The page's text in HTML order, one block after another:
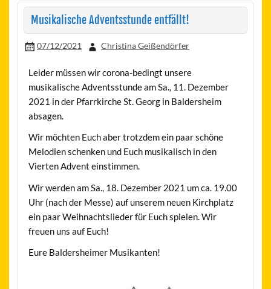
Musikalische Adventsstunde entfällt!
07/12/2021 Christina Geißendörfer
Leider müssen wir corona-bedingt unsere
musikalische Adventsstunde am Sa., 11. Dezember
2021 in der Pfarrkirche St. Georg in Baldersheim
absagen.
Wir möchten Euch aber trotzdem ein paar schöne
Melodien schenken und Euch musikalisch in den
Vierten Advent einstimmen.
Wir werden am Sa., 18. Dezember 2021 um ca. 19.00
Uhr (nach der Messe) auf unserem neuen Kirchplatz
ein paar Weihnachtslieder für Euch spielen. Wir
freuen uns auf Euch!
Eure Baldersheimer Musikanten!